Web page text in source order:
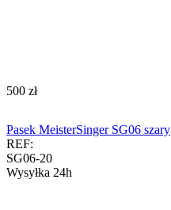
‍500‍ zł
Pasek MeisterSinger SG06 szary
REF:
SG06-20
Wysyłka 24h